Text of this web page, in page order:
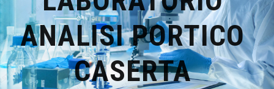
ANALISI PORTICO
CASERTA